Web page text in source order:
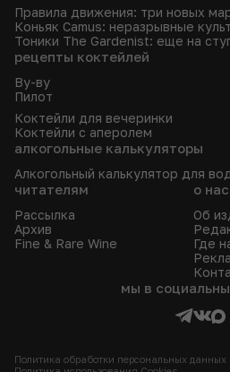
Правила движения: три новых
Коньяк Camus: неразрывные
Тоники The Gardenist: еще на
рецепты коктейлей
Ву-ву
Пилот
Коктейли для вечеринки
Коктейли с аперолем
алкогольные калькуляторы
Алкогольный калькулятор для
читателям
Рассылка
Архив
Fine & Rare Wine
о нас
Об
Где
мы в
Политика обработки персональных данных